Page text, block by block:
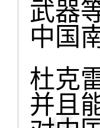
武器
中国
杜克
并且